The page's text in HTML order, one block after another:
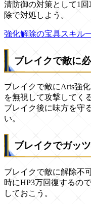
清防御の対策として1
除で対処しよう。
強化解除の宝具スキル
ブレイクで敵に
ブレイクで敵にArts強
を無視して攻撃してく
ブレイク後に味方を守
い。
ブレイクでガッ
ブレイクで敵に解除不
時にHP3万回復するの
しておこう。